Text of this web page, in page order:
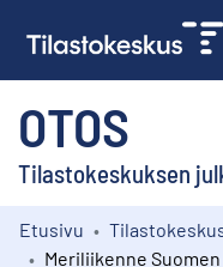
OTOS
Tilastokeskuksen
Kokoelmat
Etusivu